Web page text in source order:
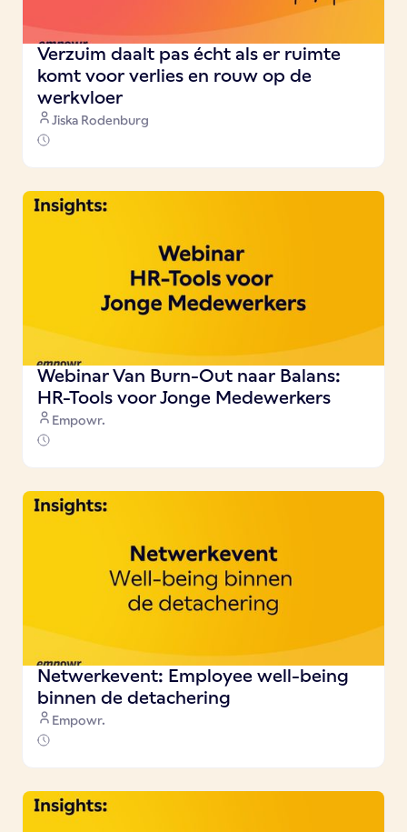
Verzuim daalt pas écht als er ruimte
komt voor verlies en rouw op de
werkvloer
Jiska Rodenburg
Webinar Van Burn-Out naar Balans:
HR-Tools voor Jonge Medewerkers
Empowr.
Netwerkevent: Employee well-being
binnen de detachering
Empowr.